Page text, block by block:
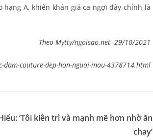
A, khiến khán giả ca ngợi đây chính là
Theo Mytty/ngoisao.net -29/10/2021
couture-dep-hon-nguoi-mau-4378714.html
‘Tôi kiên trì và mạnh mẽ hơn nhờ ăn
chay’